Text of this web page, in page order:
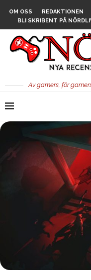
OM OSS REDAKTIONEN
BLI SKRIBENT PÅ
Av gamers, för